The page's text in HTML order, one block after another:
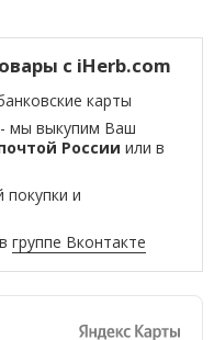
с iHerb.com
карты
мы выкупим Ваш
России или в
покупки и
группе Вконтакте